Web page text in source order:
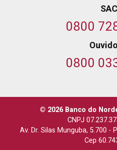
SAC
0800
0800
© 2026 Banco do
CNPJ
Av. Dr. Silas Munguba, 5.700 -
Cep